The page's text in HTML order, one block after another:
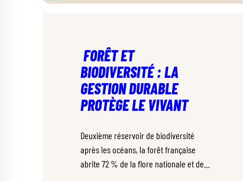
FORÊT ET
BIODIVERSITÉ : LA
GESTION DURABLE
PROTÈGE LE VIVANT
Deuxième réservoir de biodiversité
après les océans, la forêt française
abrite 72 % de la flore nationale et des